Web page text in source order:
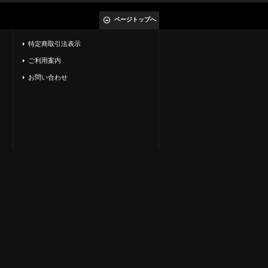
ページトップへ
特定商取引法表示
ご利用案内
お問い合わせ